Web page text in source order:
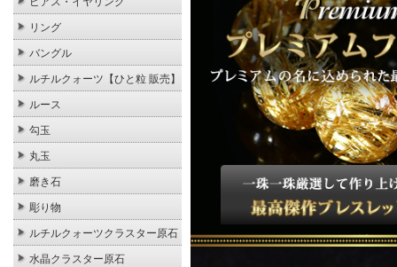
リング
バングル
ルチルクォーツ【ひと粒 販売】
ルース
勾玉
丸玉
磨き石
彫り物
ルチルクォーツクラスター原石
水晶クラスター原石